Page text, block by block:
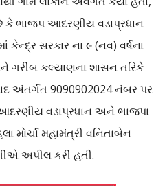
ભાજપ આદરણીય વડાપ્રધાન
કેન્દ્ર સરકાર ના ૯ (નવ) વર્ષના
કલ્યાણના શાસન તરિકે
અંતર્ગત 9090902024 નંબર પર
વડાપ્રધાન અને ભાજપા
મોર્ચા મહામંત્રી વનિતાબેન
અપીલ કરી હતી.